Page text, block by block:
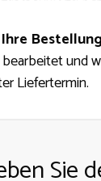
Bestellung
und
Liefertermin.
Sie